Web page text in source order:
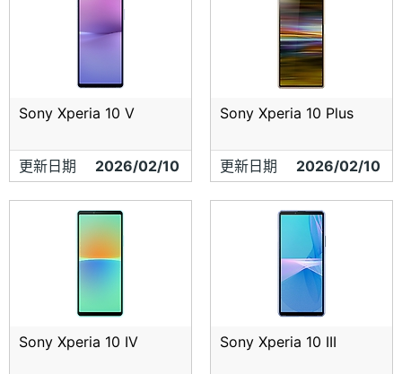
Sony Xperia 10 V
更新日期 2026/02/10
Sony Xperia 10 Plus
更新日期 2026/02/10
Sony Xperia 10 IV Sony Xperia 10 III